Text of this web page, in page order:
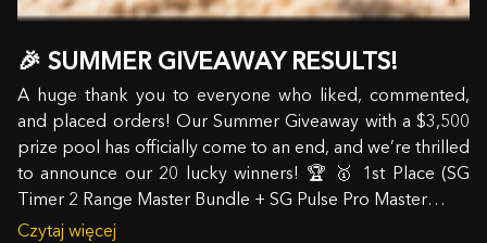
🎉 SUMMER GIVEAWAY RESULTS!
A huge thank you to everyone who liked, commented,
and placed orders! Our Summer Giveaway with a $3,500
prize pool has officially come to an end, and we’re thrilled
to announce our 20 lucky winners! 🏆 🥇 1st Place (SG
Timer 2 Range Master Bundle + SG Pulse Pro Master…
Czytaj więcej